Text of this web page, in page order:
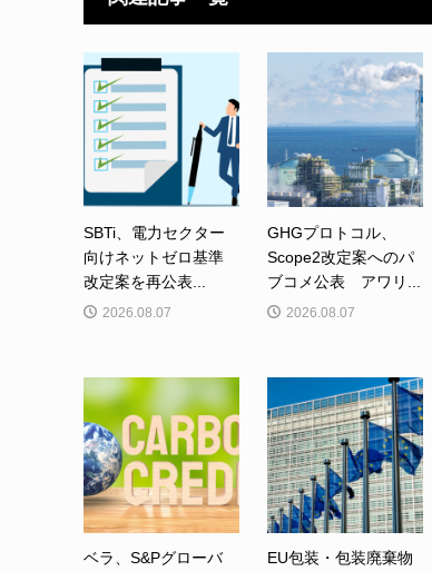
SBTi、電力セクター
向けネットゼロ基準
改定案を再公表...
2026.08.07
GHGプロトコル、
Scope2改定案へのパ
ブコメ公表 アワリ...
2026.08.07
ベラ、S&Pグローバ EU包装・包装廃棄物